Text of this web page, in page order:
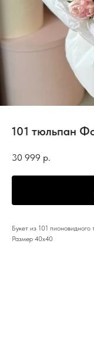
101 тюльпан
30 999 р.
Букет из 101
Размер 40х40